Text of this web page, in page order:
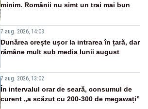
minim. Românii nu simt un trai mai bun
7 aug. 2026, 14:03
Dunărea crește ușor la intrarea în țară, dar
rămâne mult sub media lunii august
7 aug. 2026, 13:02
În intervalul orar de seară, consumul de
curent „a scăzut cu 200-300 de megawați”